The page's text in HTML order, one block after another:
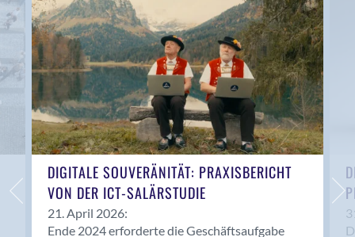
Anwil
Appenzell
Au SG
Baar
Baden
Balsthal
Balzers
Basel
Bassersdorf
Belp
Bendern
DIGITALE SOUVERÄNITÄT: PRAXISBERICHT
VON DER ICT-SALÄRSTUDIE
21. April 2026:
Ende 2024 erforderte die Geschäftsaufgabe